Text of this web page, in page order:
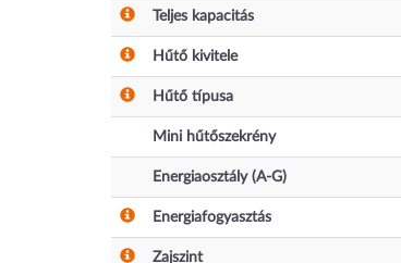
Teljes kapacitás
Hűtő kivitele
Hűtő típusa
Mini hűtőszekrény
Energiaosztály (A-G)
Energiafogyasztás
Zajszint